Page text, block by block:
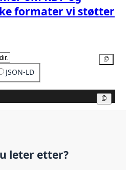
formater vi støtter
JSON-LD
leter etter?